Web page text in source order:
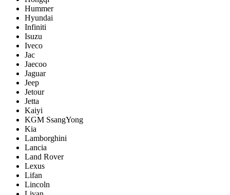
Hummer
Hyundai
Infiniti
Isuzu
Iveco
Jac
Jaecoo
Jaguar
Jeep
Jetour
Jetta
Kaiyi
KGM SsangYong
Kia
Lamborghini
Lancia
Land Rover
Lexus
Lifan
Lincoln